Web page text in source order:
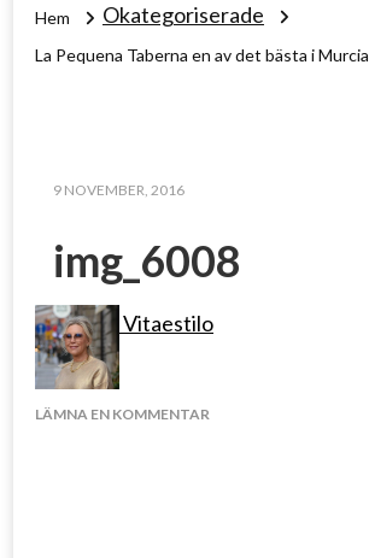
Hem Okategoriserade
La Pequena Taberna en av det bästa i Murcia
9 NOVEMBER, 2016
img_6008
Vitaestilo
LÄMNA EN KOMMENTAR